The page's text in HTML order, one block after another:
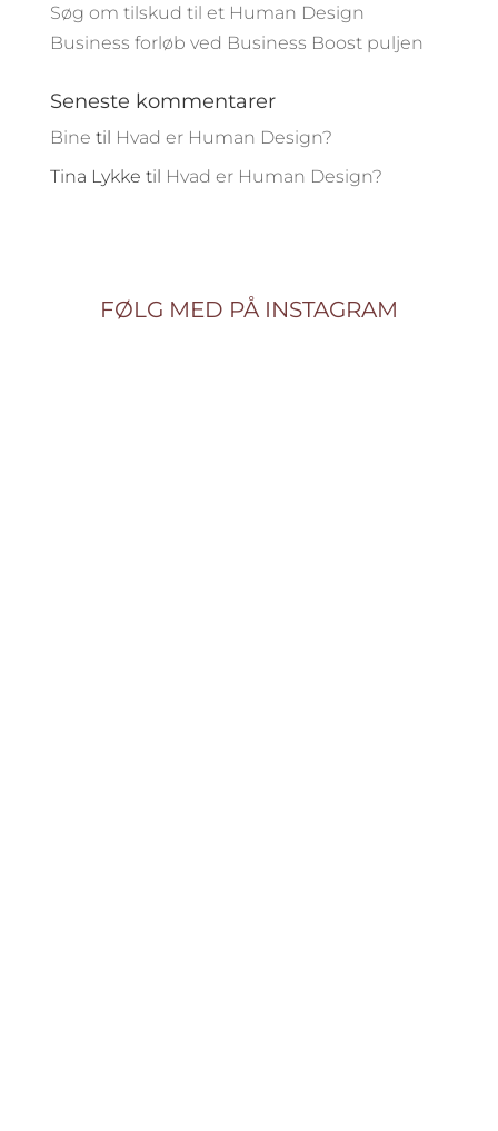
Søg om tilskud til et Human Design
Business forløb ved Business Boost puljen
Seneste kommentarer
Bine til Hvad er Human Design?
Tina Lykke til Hvad er Human Design?
FØLG MED PÅ INSTAGRAM